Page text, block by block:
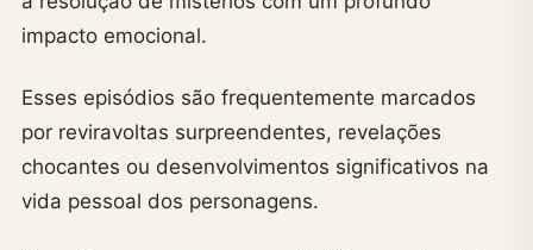
impacto emocional.
Esses episódios são frequentemente marcados
por reviravoltas surpreendentes, revelações
chocantes ou desenvolvimentos significativos na
vida pessoal dos personagens.